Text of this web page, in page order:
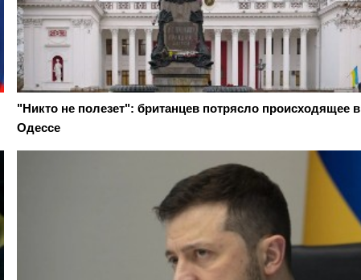
"Никто не полезет": британцев потрясло происходящее в
Одессе